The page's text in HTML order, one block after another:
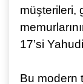
müşterileri,
17’si
Bu modern